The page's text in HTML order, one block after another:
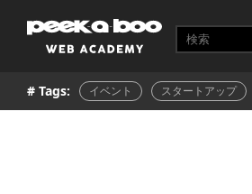
# Tags: イベント スタートアップ